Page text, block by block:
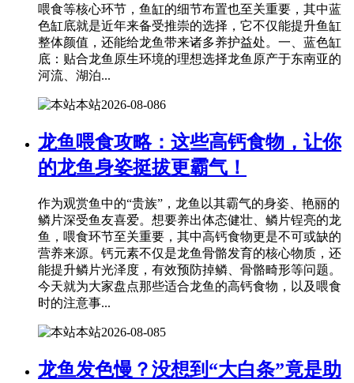
喂食等核心环节，鱼缸的细节布置也至关重要，其中蓝
色缸底就是近年来备受推崇的选择，它不仅能提升鱼缸
整体颜值，还能给龙鱼带来诸多养护益处。一、蓝色缸
底：贴合龙鱼原生环境的理想选择龙鱼原产于东南亚的
河流、湖泊...
本站2026-08-086
龙鱼喂食攻略：这些高钙食物，让你
的龙鱼身姿挺拔更霸气！
作为观赏鱼中的“贵族”，龙鱼以其霸气的身姿、艳丽的
鳞片深受鱼友喜爱。想要养出体态健壮、鳞片锃亮的龙
鱼，喂食环节至关重要，其中高钙食物更是不可或缺的
营养来源。钙元素不仅是龙鱼骨骼发育的核心物质，还
能提升鳞片光泽度，有效预防掉鳞、骨骼畸形等问题。
今天就为大家盘点那些适合龙鱼的高钙食物，以及喂食
时的注意事...
本站2026-08-085
龙鱼发色慢？没想到“大白条”竟是助